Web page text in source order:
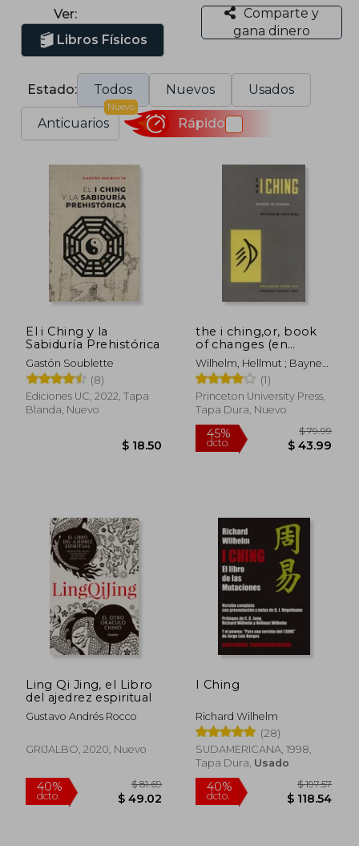
Ver:
Libros Físicos
Comparte y
gana dinero
Estado: Todos Nuevos Usados
Anticuarios
Nuevo
Rápido
El i Ching y la
Sabiduría Prehistórica
Gastón Soublette
(8)
Ediciones UC, 2022, Tapa
Blanda, Nuevo
$ 18.50
the i ching,or, book
of changes (en
Inglés)
Wilhelm, Hellmut ; Baynes,
Cary F.
(1)
Princeton University Press,
Tapa Dura, Nuevo
45%
dcto.
Ling Qi Jing, el Libro
del ajedrez espiritual
Gustavo Andrés Rocco
GRIJALBO, 2020, Nuevo
I Ching
Richard Wilhelm
(28)
SUDAMERICANA, 1998,
Tapa Dura, Usado